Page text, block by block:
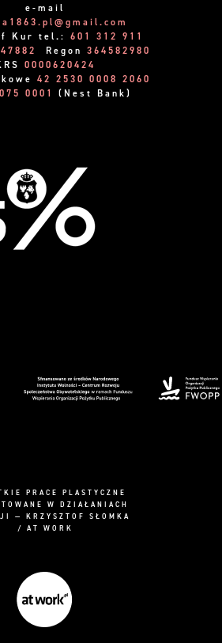
e-mail
Kur tel.: 601 312 911
Regon 364582980
0000620424
42 2530 0008 2060
0001
(Nest Bank)
PRACE PLASTYCZNE
W DZIAŁANIACH
— KRZYSZTOF SŁOMKA
/ AT WORK